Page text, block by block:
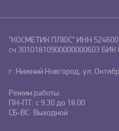
"КОСМЕТИК ПЛЮС" ИНН
сч 30101810900000000603 БИК
г. Нижний Новгород, ул.
Режим работы:
ПН-ПТ: с 9.30 до 18.00
СБ-ВС: Выходной